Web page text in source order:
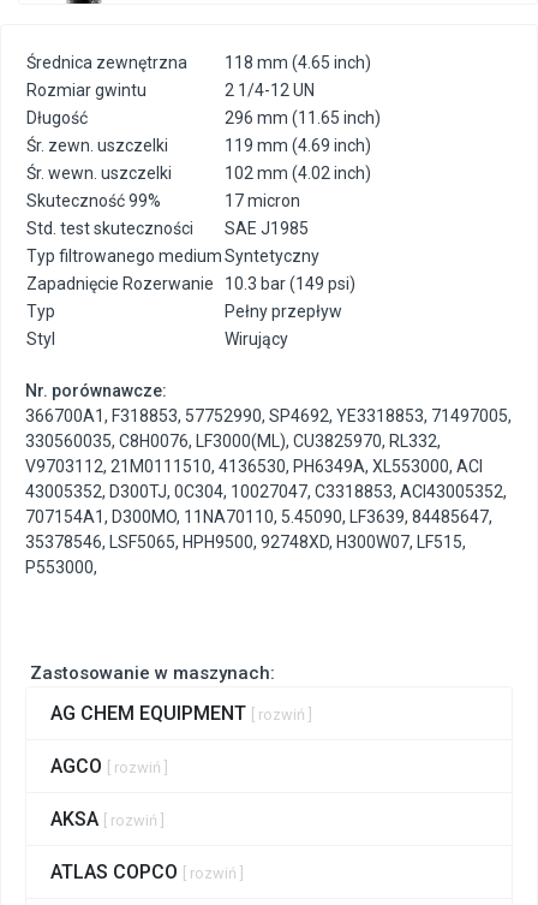
Zastosowanie w maszynach:
AG CHEM EQUIPMENT [ rozwiń ]
AGCO [ rozwiń ]
AKSA [ rozwiń ]
ATLAS COPCO [ rozwiń ]
Średnica zewnętrzna
118 mm (4.65 inch)
Rozmiar gwintu
2 1/4-12 UN
Długość
296 mm (11.65 inch)
Śr. zewn. uszczelki
119 mm (4.69 inch)
Śr. wewn. uszczelki
102 mm (4.02 inch)
Skuteczność 99%
17 micron
Std. test skuteczności
SAE J1985
Typ filtrowanego mediumSyntetyczny
Zapadnięcie Rozerwanie
10.3 bar (149 psi)
Typ
Pełny przepływ
Styl
Wirujący
Nr. porównawcze:
366700A1, F318853, 57752990, SP4692, YE3318853, 71497005,
330560035, C8H0076, LF3000(ML), CU3825970, RL332,
V9703112, 21M0111510, 4136530, PH6349A, XL553000, ACI
43005352, D300TJ, 0C304, 10027047, C3318853, ACI43005352,
707154A1, D300MO, 11NA70110, 5.45090, LF3639, 84485647,
35378546, LSF5065, HPH9500, 92748XD, H300W07, LF515,
P553000,